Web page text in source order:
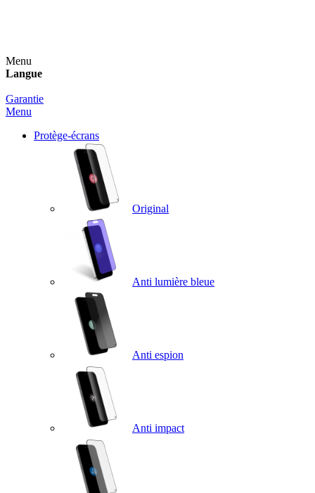
Menu
Langue
Garantie
Menu
Protège-écrans
Original
Anti lumière bleue
Anti espion
Anti impact